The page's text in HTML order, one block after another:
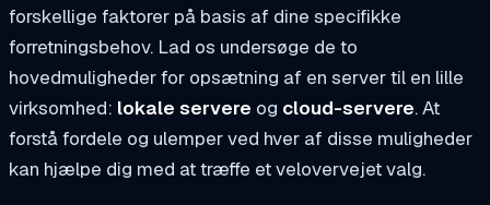
forskellige faktorer på basis af dine specifikke
forretningsbehov. Lad os undersøge de to
hovedmuligheder for opsætning af en server til en lille
virksomhed: lokale servere og cloud-servere. At
forstå fordele og ulemper ved hver af disse muligheder
kan hjælpe dig med at træffe et velovervejet valg.